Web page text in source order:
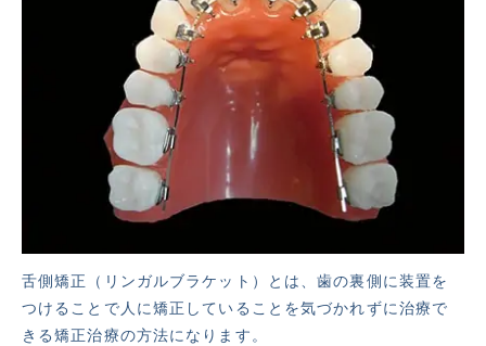
舌側矯正（リンガルブラケット）とは、歯の裏側に装置を
つけることで人に矯正していることを気づかれずに治療で
きる矯正治療の方法になります。